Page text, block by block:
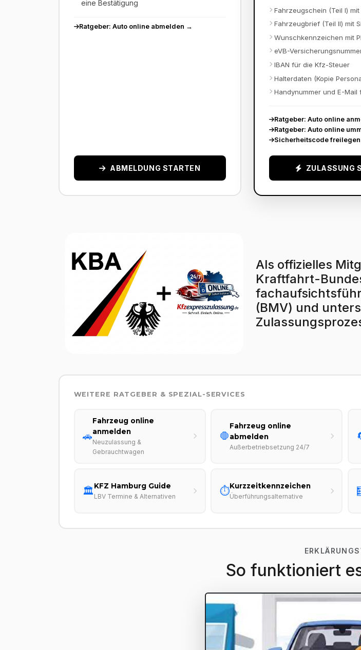
eine Bestätigung
Ratgeber: Auto online abmelden →
ABMELDUNG STARTEN
Fahrzeugschein (Teil I) mit
Fahrzeugbrief (Teil II) mit
Wunschkennzeichen mit
eVB-
IBAN für die Kfz-Steuer
Halterdaten (Kopie
Handynummer und E-Mail
Ratgeber: Auto online
Ratgeber: Auto online
Sicherheitscode freilegen
ZULASSUNG
Als offizielles
Kraftfahrt-
(BMV) und
WEITERE RATGEBER & SPEZIAL-SERVICES
🚗
Fahrzeug online
anmelden
Neuzulassung &
Gebrauchtwagen
🛑
Fahrzeug online
abmelden
Außerbetriebsetzung 24/7
🏛️KFZ Hamburg Guide
LBV Termine & Alternativen ⏱️Kurzzeitkennzeichen
Überführungsalternative
So funktioniert